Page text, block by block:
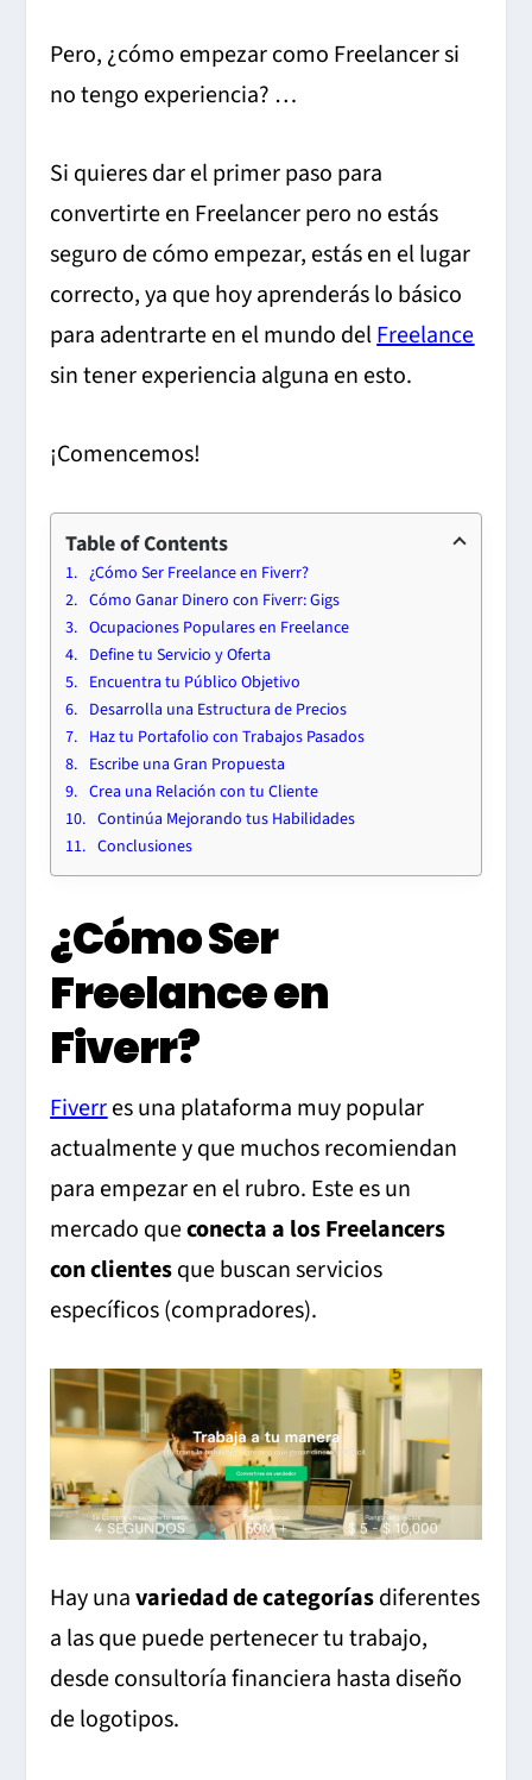
Pero, ¿cómo empezar como Freelancer si
no tengo experiencia? …
Si quieres dar el primer paso para
convertirte en Freelancer pero no estás
seguro de cómo empezar, estás en el lugar
correcto, ya que hoy aprenderás lo básico
para adentrarteen el mundo delFreelance
sin tener experiencia alguna en esto.
¡Comencemos!
Table of Contents
¿Cómo Ser Freelance en Fiverr?
Cómo Ganar Dinero con Fiverr: Gigs
Ocupaciones Populares en Freelance
Define tu Servicio y Oferta
Encuentra tu Público Objetivo
Desarrolla una Estructura de Precios
Haz tu Portafolio con Trabajos Pasados
Escribe una Gran Propuesta
Crea una Relación con tu Cliente
Continúa Mejorando tus Habilidades
Conclusiones
¿Cómo Ser
Freelance en
Fiverr?
Fiverres una plataforma muy popular
actualmente y que muchos recomiendan
para empezar en el rubro. Este es un
mercado queconecta a los Freelancers
con clientesque buscan servicios
específicos (compradores).
Hay unavariedad de categoríasdiferentes
a las que puede pertenecer tu trabajo,
desde consultoría financiera hasta diseño
de logotipos.